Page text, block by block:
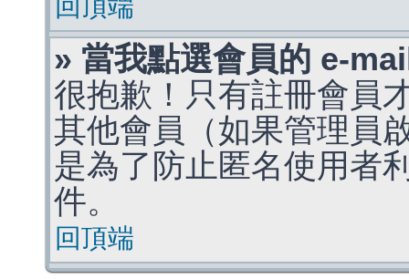
回頂端
» 當我點選會員的 e-
很抱歉！只有註冊會員
其他會員（如果管理員
是為了防止匿名使用者
件。
回頂端